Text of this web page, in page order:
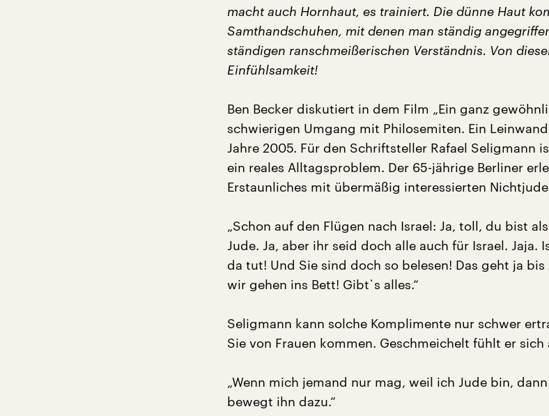
macht auch Hornhaut, es trainiert. Die dünne Haut
Samthandschuhen, mit denen man ständig
ständigen ranschmeißerischen Verständnis. Von
Einfühlsamkeit!
Ben Becker diskutiert in dem Film „Ein ganz
schwierigen Umgang mit Philosemiten. Ein
Jahre 2005. Für den Schriftsteller Rafael Seligmann
ein reales Alltagsproblem. Der 65-jährige Berliner
Erstaunliches mit übermäßig interessierten
„Schon auf den Flügen nach Israel: Ja, toll, du bist
Jude. Ja, aber ihr seid doch alle auch für Israel. Jaja.
da tut! Und Sie sind doch so belesen! Das geht ja bis
wir gehen ins Bett! Gibt`s alles.“
Seligmann kann solche Komplimente nur schwer
Sie von Frauen kommen. Geschmeichelt fühlt er sich
„Wenn mich jemand nur mag, weil ich Jude bin,
bewegt ihn dazu.“